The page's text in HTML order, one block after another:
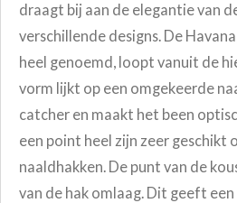
draagt bij aan de elegantie van
verschillende designs. De
heel genoemd, loopt vanuit de
vorm lijkt op een omgekeerde
catcher en maakt het been
een point heel zijn zeer geschikt
naaldhakken. De punt van de
van de hak omlaag. Dit geeft